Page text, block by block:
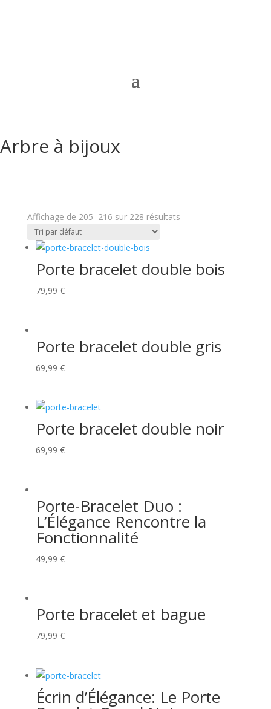
Arbre à bijoux
Affichage de 205–216 sur 228 résultats
Porte bracelet double bois
79,99 €
Porte bracelet double gris
69,99 €
Porte bracelet double noir
69,99 €
Porte-Bracelet Duo :
L’Élégance Rencontre la
Fonctionnalité
49,99 €
Porte bracelet et bague
79,99 €
Écrin d’Élégance: Le Porte